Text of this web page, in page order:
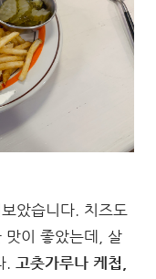
았습니다. 치즈도
맛이 좋았는데, 살
. 고춧가루나 케첩,